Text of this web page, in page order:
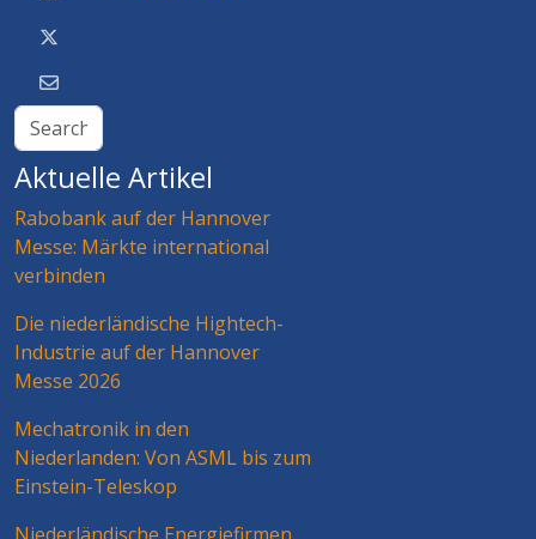
Aktuelle Artikel
Rabobank auf der Hannover
Messe: Märkte international
verbinden
Die niederländische Hightech-
Industrie auf der Hannover
Messe 2026
Mechatronik in den
Niederlanden: Von ASML bis zum
Einstein-Teleskop